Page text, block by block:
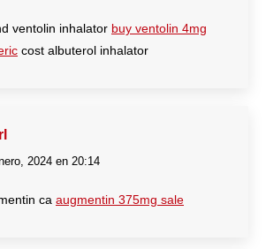
ventolin inhalator buy ventolin 4mg
cost albuterol inhalator
2024 en 20:14
ca augmentin 375mg sale